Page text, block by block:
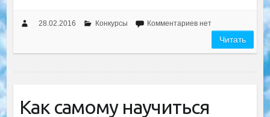
28.02.2016 Конкурсы Комментариев нет
Читать
Как самому научиться